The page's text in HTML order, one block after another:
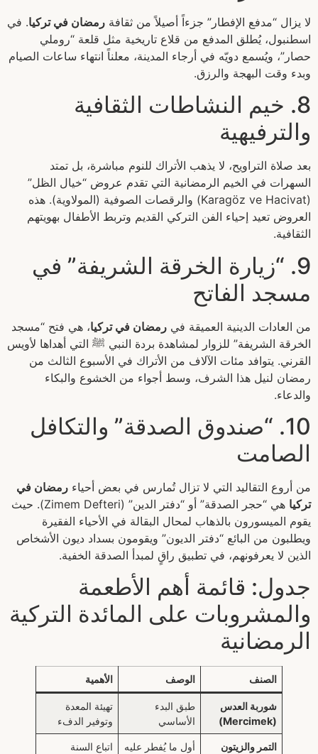
لا يزال “مدفع الإفطار” جزءاً أصيلاً من ثقافة رمضان في تركيا. في
اسطنبول، يُطلق المدفع من قلاع تاريخية مثل قلعة “روملي
حصار”، ويُسمع دويّه في أرجاء المدينة، معلناً انتهاء ساعات الصيام
وبدء وقت البهجة والرزق.
8. خيم النشاطات الثقافية
والترفيهية
بعد صلاة التراويح، لا يذهب الأتراك للنوم مباشرة، بل تمتد
السهرات في الخيم الرمضانية التي تقدم عروض “خيال الظل”
(Karagöz ve Hacivat) والرقصات الصوفية (المولاوية). هذه
العروض تعيد إحياء الفن التركي القديم وتربط الأطفال بهويتهم
الثقافية.
9. “زيارة الخرقة الشريفة” في
مسجد الفاتح
من العادات الدينية العميقة في رمضان في تركيا، هي فتح “مسجد
الخرقة الشريفة” للزوار لمشاهدة بردة النبي ﷺ التي أهداها لأويس
القرني. يتوافد مئات الآلاف من الأتراك في الأسبوع الثالث من
رمضان لنيل هذا الشرف، وسط أجواء من الخشوع والبكاء
والدعاء.
10. “صندوق الصدقة” والتكافل
الصامت
من أروع التقاليد التي لا تزال تُمارس في بعض أحياء رمضان في
تركيا
هي “حجر الصدقة” أو “دفتر الدين” (Zimem Defteri). حيث
يقوم الميسورون بالذهاب لمحال البقالة في الأحياء الفقيرة
ويطلبون من البائع “دفتر الديون” ويقومون بسداد ديون الأشخاص
الذين لا يعرفونهم، في تطبيق راقٍ لمبدأ الصدقة الخفية.
جدول: قائمة أهم الأطعمة
والمشروبات على المائدة التركية
الرمضانية
الصنف الوصف الأهمية
شوربة العدس
(Mercimek)
طبق البدء
الأساسي
تهيئة المعدة
وتوفير الدفء
التمر والزيتون
أول ما يُفطر عليه
اتباع السنة